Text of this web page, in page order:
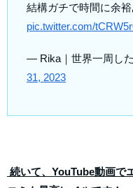
結構ガチで時間に余
pic.twitter.com/
— Rika｜世界一周し
31, 2023
続いて、YouTube動画で